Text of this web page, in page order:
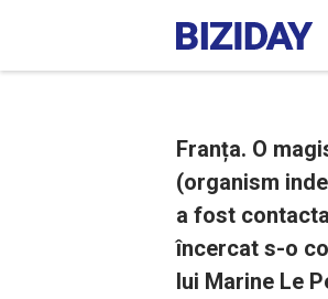
Franța. O
(organism
a fost
încercat s-o
lui Marine Le